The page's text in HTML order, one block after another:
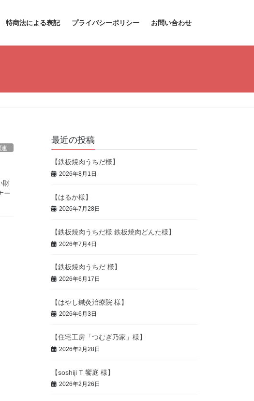
特商法による表記 プライバシーポリシー お問い合わせ
財
ー
最近の投稿
【鉄板焼肉うちだ様】
2026年8月1日
【はるか様】
2026年7月28日
【鉄板焼肉うちだ様 鉄板焼肉どんた様】
2026年7月4日
【鉄板焼肉うちだ 様】
2026年6月17日
【はやし鍼灸治療院 様】
2026年6月3日
【住宅工房「つむぎ乃家」様】
2026年2月28日
【soshiji T 饗庭 様】
2026年2月26日